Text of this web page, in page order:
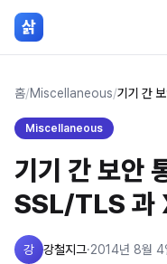
본문 바로가기
삵
홈/Miscellaneous/
Miscellaneous
기기 간 보안
SSL/TLS 과
강 강철지그·2014년 8월 4